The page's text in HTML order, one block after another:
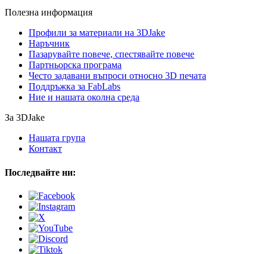
Полезна информация
Профили за материали на 3DJake
Наръчник
Пазарувайте повече, спестявайте повече
Партньорска програма
Често задавани въпроси относно 3D печата
Поддръжка за FabLabs
Ние и нашата околна среда
За 3DJake
Нашата група
Контакт
Последвайте ни: